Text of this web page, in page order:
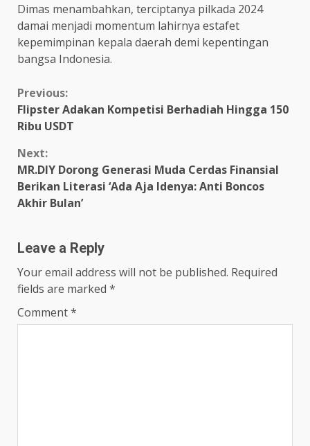
Dimas menambahkan, terciptanya pilkada 2024
damai menjadi momentum lahirnya estafet
kepemimpinan kepala daerah demi kepentingan
bangsa Indonesia.
Continue
Reading
Previous:
Flipster Adakan Kompetisi Berhadiah Hingga 150
Ribu USDT
Next:
MR.DIY Dorong Generasi Muda Cerdas Finansial
Berikan Literasi ‘Ada Aja Idenya: Anti Boncos
Akhir Bulan’
Leave a Reply
Your email address will not be published. Required
fields are marked *
Comment*